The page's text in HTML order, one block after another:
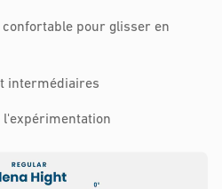
pour glisser en
intermédiaires
l'expérimentation